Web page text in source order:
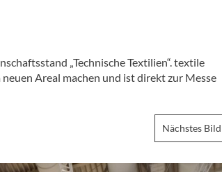
„Technische Textilien“. textile
Areal machen und ist direkt zur Messe
Nächstes Bild